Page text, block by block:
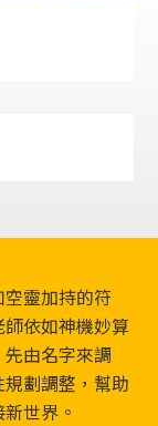
靈加持的符
依如神機妙算
由名字來調
劃調整，幫助
世界。